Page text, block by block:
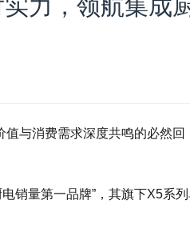
力，领航集成
与消费需求深度共鸣的必然回
销量第一品牌”，其旗下X5系